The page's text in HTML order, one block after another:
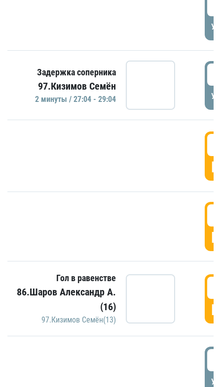
Задержка соперника
97.Кизимов Семён
2 минуты / 27:04 - 29:04
Гол в равенстве
86.Шаров Александр А.
(16)
97.Кизимов Семён(13)